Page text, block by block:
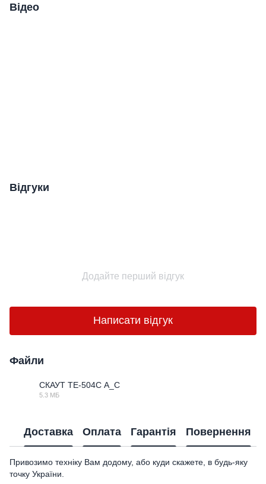
Відео
Відгуки
Додайте перший відгук
Написати відгук
Файли
СКАУТ ТЕ-504С A_C
5.3 МБ
Доставка Оплата Гарантія Повернення
Привозимо техніку Вам додому, або куди скажете, в будь-яку
точку України.